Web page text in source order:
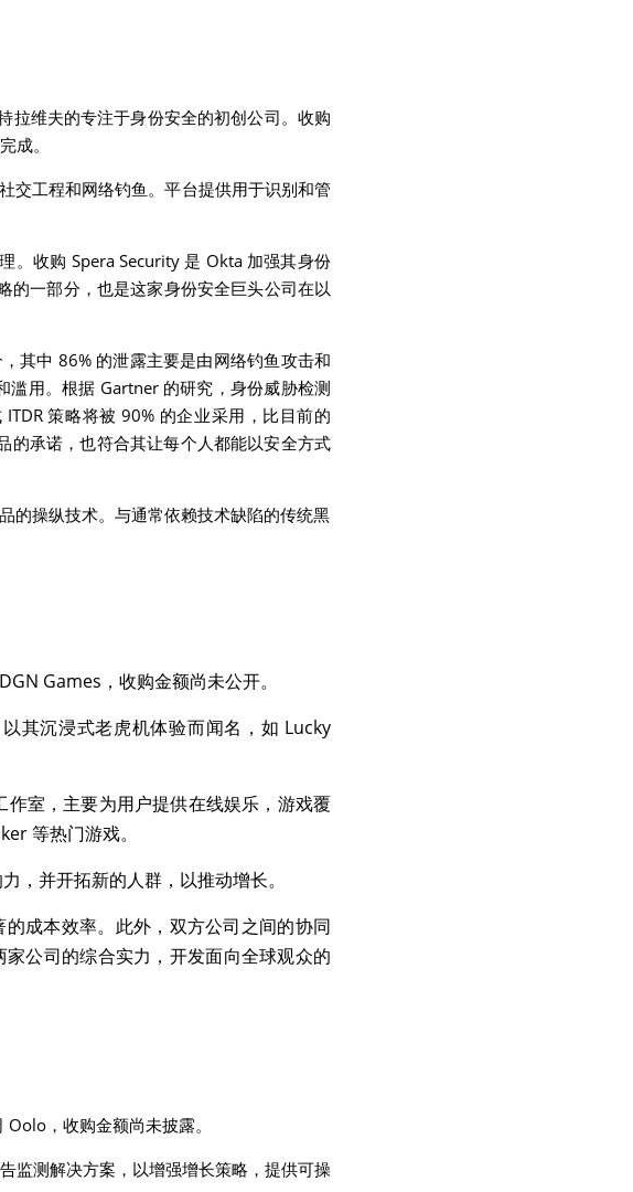
维夫的专注于身份安全的初创公司。收购
成。
交工程和网络钓鱼。平台提供用于识别和管
。收购 Spera Security 是 Okta 加强其身份
的一部分，也是这家身份安全巨头公司在以
其中 86% 的泄露主要是由网络钓鱼攻击和
滥用。根据 Gartner 的研究，身份威胁检测
策略将被 90% 的企业采用，比目前的
的承诺，也符合其让每个人都能以安全方式
的操纵技术。与通常依赖技术缺陷的传统黑
Games，收购金额尚未公开。
其沉浸式老虎机体验而闻名，如 Lucky
室，主要为用户提供在线娱乐，游戏覆
等热门游戏。
，并开拓新的人群，以推动增长。
成本效率。此外，双方公司之间的协同
公司的综合实力，开发面向全球观众的
，收购金额尚未披露。
监测解决方案，以增强增长策略，提供可操